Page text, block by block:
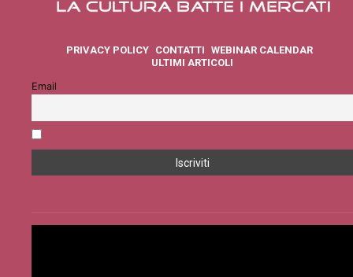
PRIVACY POLICY CONTATTI WEBINAR CALENDAR
ULTIMI ARTICOLI
Email